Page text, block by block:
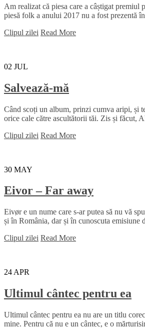
Am realizat că piesa care a câștigat premiul
piesă folk a anului 2017 nu a fost prezentă
Clipul zilei Read More
02 JUL
Salvează-mă
Când scoți un album, prinzi cumva aripi, și
orice cale către ascultătorii tăi. Zis și făcut,
Clipul zilei Read More
30 MAY
Eivor – Far away
Eivør e un nume care s-ar putea să nu vă
și în România, dar și în cunoscuta emisiune
Clipul zilei Read More
24 APR
Ultimul cântec pentru ea
Ultimul cântec pentru ea nu are un titlu
mine. Pentru că nu e un cântec, e o